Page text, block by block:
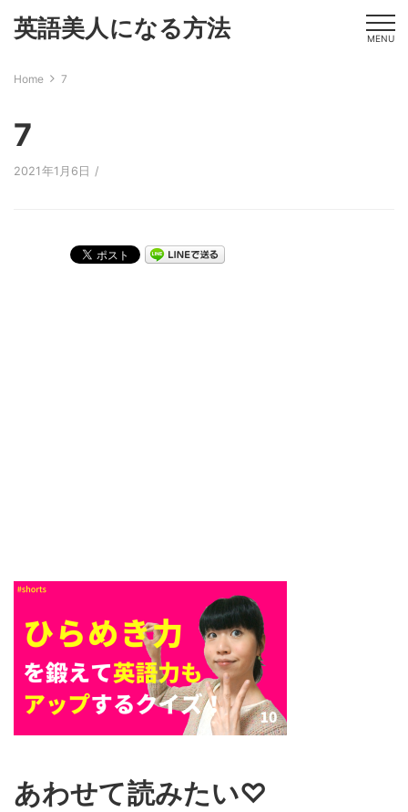
英語美人になる方法 MENU
Home 7
7
2021年1月6日 /
あわせて読みたい♡